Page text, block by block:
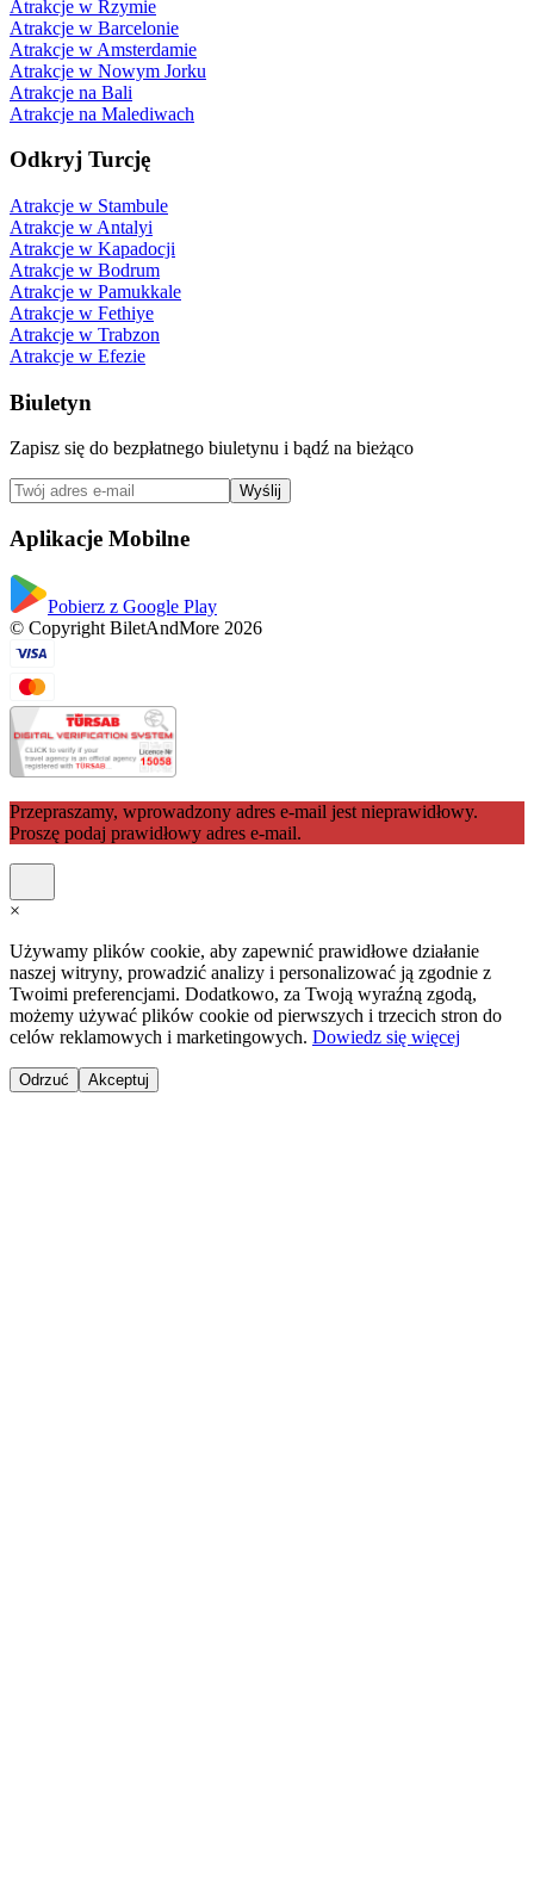
Atrakcje w Rzymie
Atrakcje w Barcelonie
Atrakcje w Amsterdamie
Atrakcje w Nowym Jorku
Atrakcje na Bali
Atrakcje na Malediwach
Odkryj Turcję
Atrakcje w Stambule
Atrakcje w Antalyi
Atrakcje w Kapadocji
Atrakcje w Bodrum
Atrakcje w Pamukkale
Atrakcje w Fethiye
Atrakcje w Trabzon
Atrakcje w Efezie
Biuletyn
Zapisz się do bezpłatnego biuletynu i bądź na bieżąco
Wyślij
Aplikacje Mobilne
Pobierz z Google Play
© Copyright BiletAndMore 2026
Przepraszamy, wprowadzony adres e-mail jest nieprawidłowy.
Proszę podaj prawidłowy adres e-mail.
×
Używamy plików cookie, aby zapewnić prawidłowe działanie
naszej witryny, prowadzić analizy i personalizować ją zgodnie z
Twoimi preferencjami. Dodatkowo, za Twoją wyraźną zgodą,
możemy używać plików cookie od pierwszych i trzecich stron do
celów reklamowych i marketingowych. Dowiedz się więcej
Odrzuć Akceptuj